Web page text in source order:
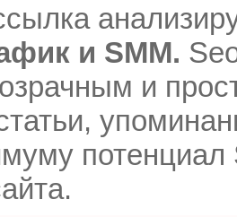
и SMM.
и